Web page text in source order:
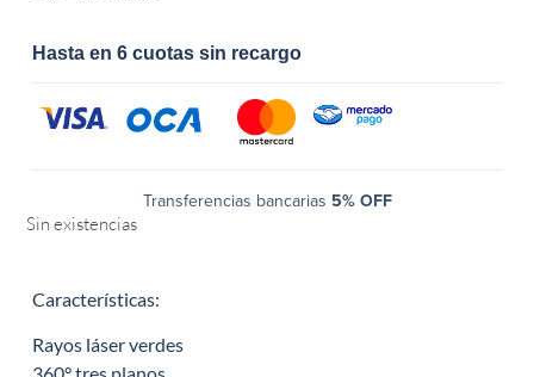
Hasta en 6 cuotas sin recargo
Transferencias bancarias 5% OFF
Sin existencias
Características:
Rayos láser verdes